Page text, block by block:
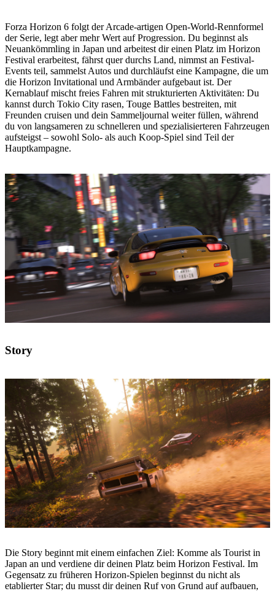
Forza Horizon 6 folgt der Arcade-artigen Open-World-Rennformel
der Serie, legt aber mehr Wert auf Progression. Du beginnst als
Neuankömmling in Japan und arbeitest dir einen Platz im Horizon
Festival erarbeitest, fährst quer durchs Land, nimmst an Festival-
Events teil, sammelst Autos und durchläufst eine Kampagne, die um
die Horizon Invitational und Armbänder aufgebaut ist. Der
Kernablauf mischt freies Fahren mit strukturierten Aktivitäten: Du
kannst durch Tokio City rasen, Touge Battles bestreiten, mit
Freunden cruisen und dein Sammeljournal weiter füllen, während
du von langsameren zu schnelleren und spezialisierteren Fahrzeugen
aufsteigst – sowohl Solo- als auch Koop-Spiel sind Teil der
Hauptkampagne.
Story
Die Story beginnt mit einem einfachen Ziel: Komme als Tourist in
Japan an und verdiene dir deinen Platz beim Horizon Festival. Im
Gegensatz zu früheren Horizon-Spielen beginnst du nicht als
etablierter Star; du musst dir deinen Ruf von Grund auf aufbauen,